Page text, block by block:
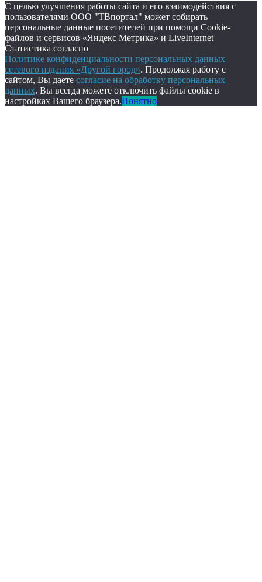
С целью улучшения работы сайта и его взаимодействия с
пользователями ООО "ТВпортал" может собирать
персональные данные посетителей при помощи Cookie-
файлов и сервисов «Яндекс Метрика» и LiveInternet
Статистика согласно
Политике конфиденциальности персональных данных
сетевого издания «Другой город». Продолжая работу с
сайтом, Вы даете согласие на обработку персональных
данных. Вы всегда можете отключить файлы cookie в
настройках Вашего браузера.Понятно